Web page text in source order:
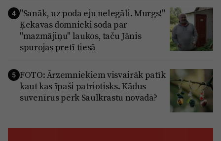
4 "Sanāk, uz poda eju nelegāli. Murgs!"
Ķekavas domnieki soda par
"mazmājiņu" laukos, taču Jānis
spurojas pretī tiesā
5 FOTO: Ārzemniekiem visvairāk patīk
kaut kas īpaši patriotisks. Kādus
suvenīrus pērk Saulkrastu novadā?